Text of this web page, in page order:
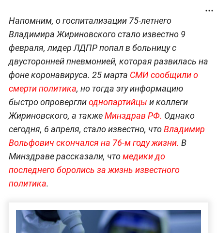
Напомним, о госпитализации 75-летнего
Владимира Жириновского стало известно 9
февраля, лидер ЛДПР попал в больницу с
двусторонней пневмонией, которая развилась на
фоне коронавируса. 25 марта СМИ сообщили о
смерти политика, но тогда эту информацию
быстро опроверглиоднопартийцы и коллеги
Жириновского, а такжеМинздрав РФ. Однако
сегодня, 6 апреля, стало известно, чтоВладимир
Вольфович скончался на 76-м году жизни. В
Минздраве рассказали, чтомедики до
последнего боролись за жизнь известного
политика.